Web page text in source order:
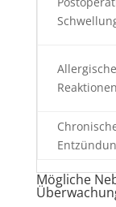
Allergische
Reaktionen
Mögliche